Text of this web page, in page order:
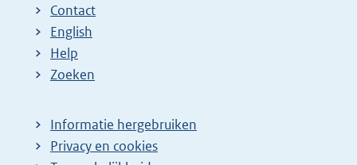
Contact
English
Help
Zoeken
Informatie hergebruiken
Privacy en cookies